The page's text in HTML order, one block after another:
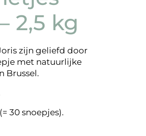
2,5 kg
zijn geliefd door
met natuurlijke
Brussel.
30 snoepjes).